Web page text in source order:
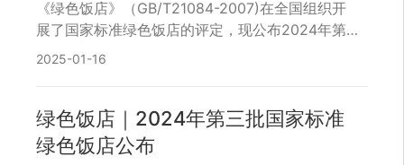
《绿色饭店》（GB/T21084-2007)在全国组织开
展了国家标准绿色饭店的评定，现公布2024年第
四批国家标准绿色饭店名单。获评资格仅证明以下
绿色饭店工作委员会将通过暗访、抽查和复审等方
式对企业进行审查和定期督导。
2025-01-16
绿色饭店｜2024年第三批国家标准
绿色饭店公布